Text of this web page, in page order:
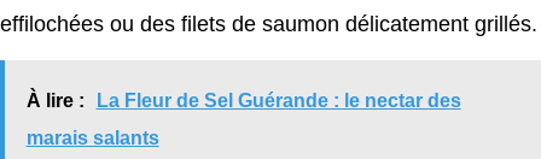
effilochées ou des filets de saumon délicatement grillés.
À lire :
La Fleur de Sel Guérande : le nectar des
marais salants